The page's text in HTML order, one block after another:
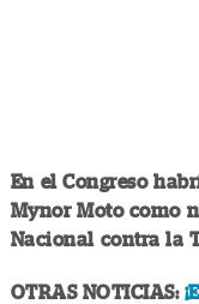
En el Congreso
Mynor Moto como
Nacional contra la
OTRAS NOTICIAS: